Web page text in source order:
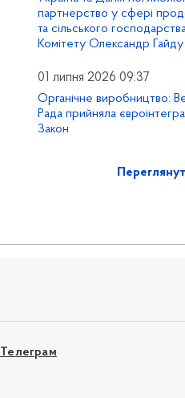
партнерство у сфері
та сільського
Комітету Олександр Гайду
01 липня 2026 09:37
Органічне виробництво:
Рада прийняла
Закон
Телеграм